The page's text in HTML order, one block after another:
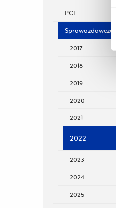
PCI
Sprawozdawczość
2017
2018
2019
2020
2021
2022
2023
2024
2025